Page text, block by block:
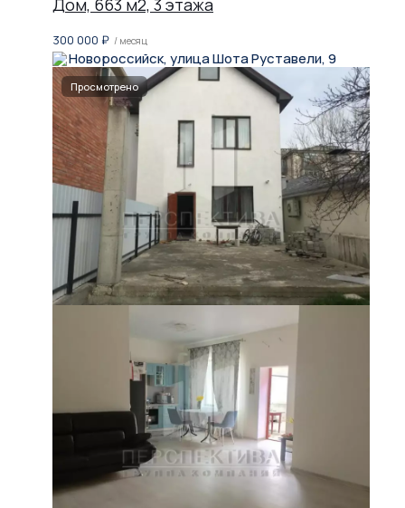
Дом, 663 м2, 3 этажа
300 000 ₽ / месяц
Новороссийск, улица Шота Руставели, 9